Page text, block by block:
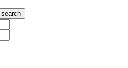
search